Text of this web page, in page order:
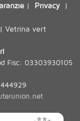
| Privacy|
Vetrina vert
Fisc: 03303930105